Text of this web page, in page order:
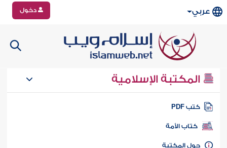
عربي دخول
المكتبة الإسلامية
كتب PDF
كتاب الأمة